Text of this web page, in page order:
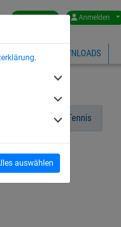
.
auswählen
Germany Anmelden
HUCK DOWNLOADS
Padle Tennis